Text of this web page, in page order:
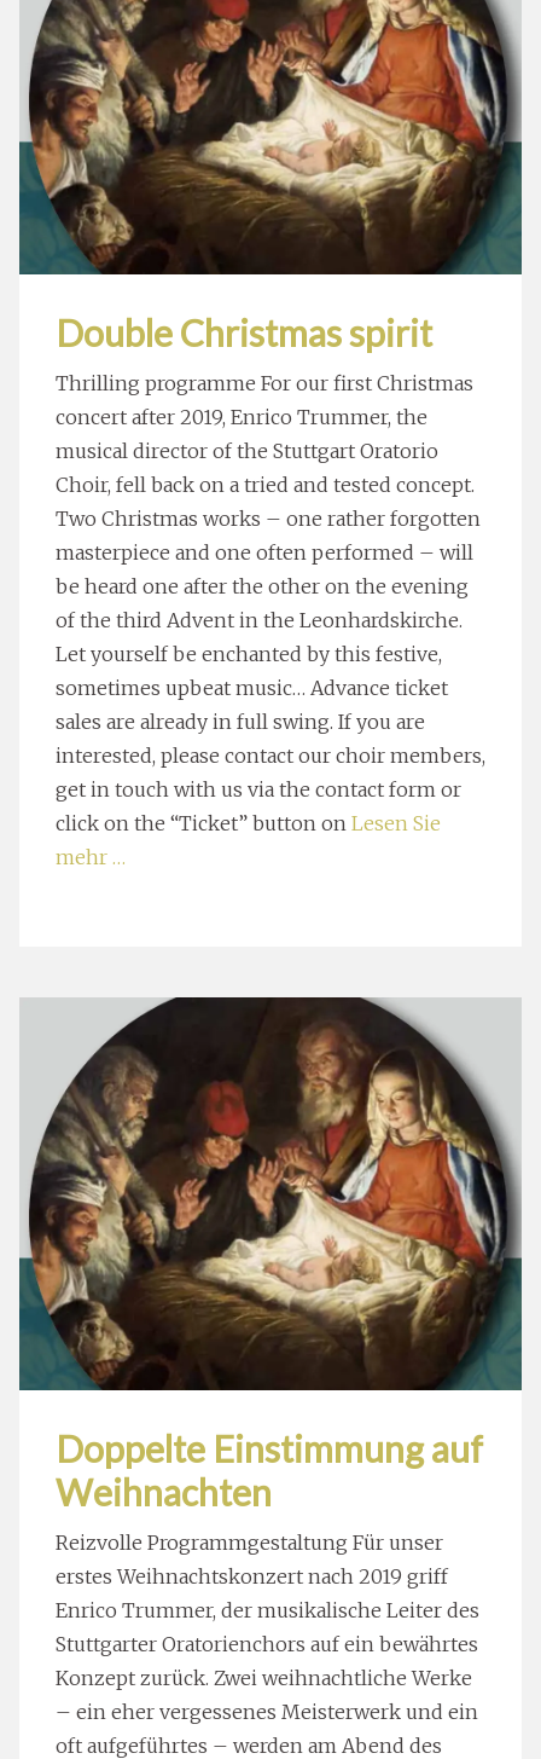
Double Christmas spirit
Thrilling programme For our first Christmas
concert after 2019, Enrico Trummer, the
musical director of the Stuttgart Oratorio
Choir, fell back on a tried and tested concept.
Two Christmas works – one rather forgotten
masterpiece and one often performed – will
be heard one after the other on the evening
of the third Advent in the Leonhardskirche.
Let yourself be enchanted by this festive,
sometimes upbeat music… Advance ticket
sales are already in full swing. If you are
interested, please contact our choir members,
get in touch with us via the contact form or
click on the “Ticket” button on Lesen Sie
mehr …
Doppelte Einstimmung auf
Weihnachten
Reizvolle Programmgestaltung Für unser
erstes Weihnachtskonzert nach 2019 griff
Enrico Trummer, der musikalische Leiter des
Stuttgarter Oratorienchors auf ein bewährtes
Konzept zurück. Zwei weihnachtliche Werke
– ein eher vergessenes Meisterwerk und ein
oft aufgeführtes – werden am Abend des